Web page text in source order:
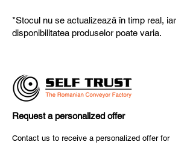
fiabilitate și performanță superioară.
*Stocul nu se actualizează în timp real, iar
disponibilitatea produselor poate varia.
Request a personalized offer
Contact us to receive a personalized offer for